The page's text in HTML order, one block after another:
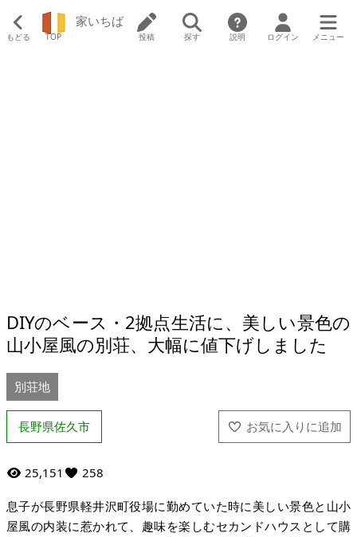
もどる TOP
家いちば
投稿 探す 説明 ログイン メニュー
DIYのベース・2拠点生活に、美しい景色の
山小屋風の別荘、大幅に値下げしました
別荘地
長野県佐久市
25,151 258
息子が長野県軽井沢町役場に勤めていた時に美しい景色と山小
屋風の内装に惹かれて、趣味を楽しむセカンドハウスとして購